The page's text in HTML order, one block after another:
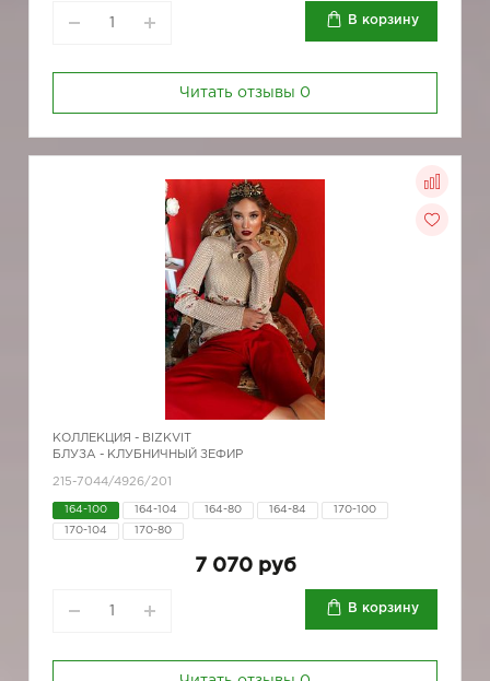
В корзину
Читать отзывы 0
КОЛЛЕКЦИЯ - BIZKVIT
БЛУЗА - КЛУБНИЧНЫЙ ЗЕФИР
215-7044/4926/201
164-100 164-104 164-80 164-84 170-100
170-104 170-80
7 070 руб
В корзину